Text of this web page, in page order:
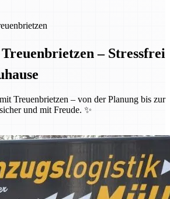
– Stressfrei
Treuenbrietzen – von der Planung bis zur
und mit Freude. ✨